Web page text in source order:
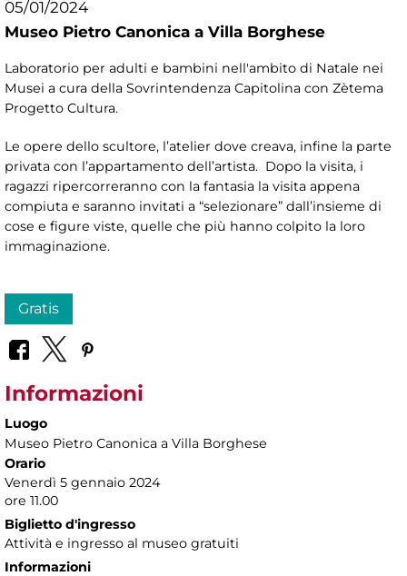
05/01/2024
Museo Pietro Canonica a Villa Borghese
Laboratorio per adulti e bambini nell'ambito di Natale nei
Musei a cura della Sovrintendenza Capitolina con Zètema
Progetto Cultura.
Le opere dello scultore, l’atelier dove creava, infine la parte
privata con l’appartamento dell’artista. Dopo la visita, i
ragazzi ripercorreranno con la fantasia la visita appena
compiuta e saranno invitati a “selezionare” dall’insieme di
cose e figure viste, quelle che più hanno colpito la loro
immaginazione.
Gratis
Informazioni
Luogo
Museo Pietro Canonica a Villa Borghese
Orario
Venerdì 5 gennaio 2024
ore 11.00
Biglietto d'ingresso
Attività e ingresso al museo gratuiti
Informazioni